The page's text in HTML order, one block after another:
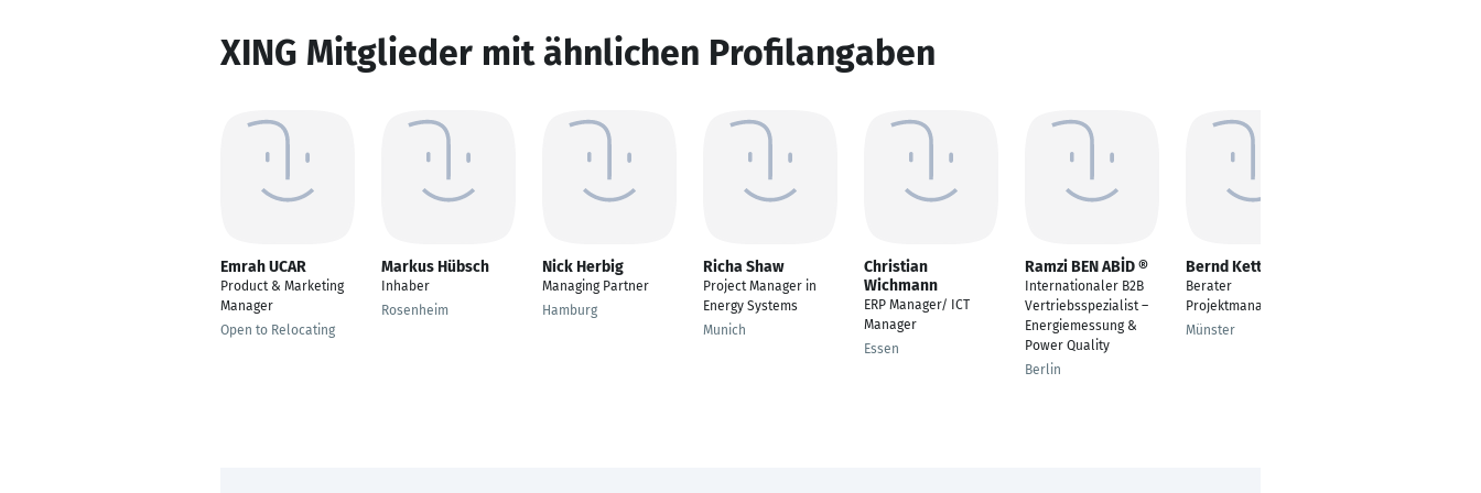
XING Mitglieder mit ähnlichen Profilangaben
Emrah UCAR
Product & Marketing
Manager
Open to Relocating
Markus Hübsch
Inhaber
Rosenheim
Nick Herbig
Managing Partner
Hamburg
Richa Shaw
Project Manager in
Energy Systems
Munich
Christian
Wichmann
ERP Manager/ ICT
Manager
Essen
Ramzi BEN ABİD ®
Internationaler B2B
Vertriebsspezialist –
Energiemessung &
Power Quality
Berlin
Bernd Kettler
Berater
Projektmanagement
Münster